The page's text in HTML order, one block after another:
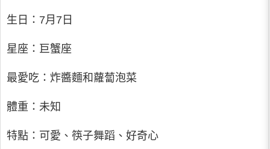
生日：7月7日
星座：巨蟹座
最愛吃：炸醬麵和蘿蔔泡菜
體重：未知
特點：可愛、筷子舞蹈、好奇心